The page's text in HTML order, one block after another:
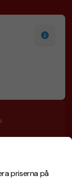
priserna på